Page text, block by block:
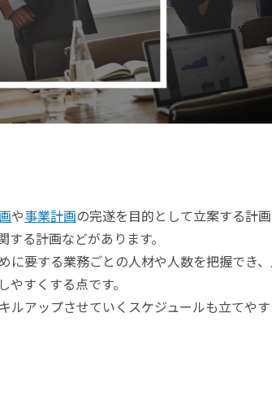
や事業計画の完遂を目的として立案する計
る計画などがあります。
に要する業務ごとの人材や人数を把握でき
すくする点です。
ルアップさせていくスケジュールも立てや